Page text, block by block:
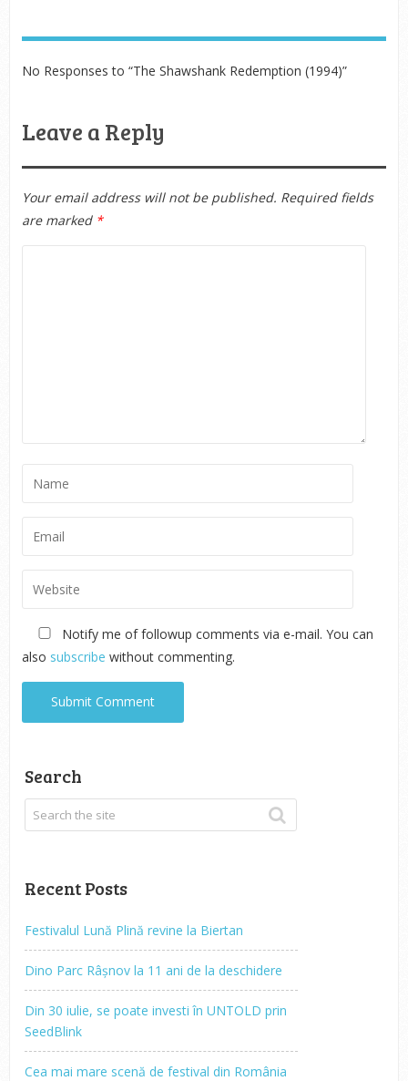
No Responses to “The Shawshank Redemption (1994)”
Leave a Reply
Your email address will not be published. Required fields
are marked *
Notify me of followup comments via e-mail. You can
also subscribe without commenting.
Search
Recent Posts
Festivalul Lună Plină revine la Biertan
Dino Parc Râșnov la 11 ani de la deschidere
Din 30 iulie, se poate investi în UNTOLD prin
SeedBlink
Cea mai mare scenă de festival din România